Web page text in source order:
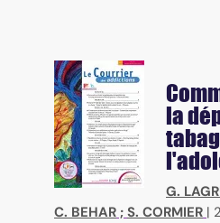
la
G.
C. BEHAR ; S. CORMIER |